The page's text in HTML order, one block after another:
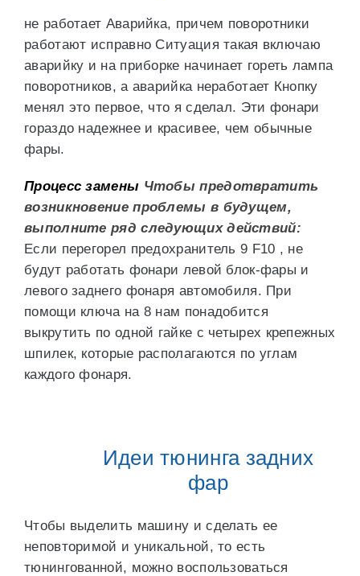
не работает Аварийка, причем поворотники
работают исправно Ситуация такая включаю
аварийку и на приборке начинает гореть лампа
поворотников, а аварийка неработает Кнопку
менял это первое, что я сделал. Эти фонари
гораздо надежнее и красивее, чем обычные
фары.
Процесс замены Чтобы предотвратить
возникновение проблемы в будущем,
выполните ряд следующих действий:
Если перегорел предохранитель 9 F10 , не
будут работать фонари левой блок-фары и
левого заднего фонаря автомобиля. При
помощи ключа на 8 нам понадобится
выкрутить по одной гайке с четырех крепежных
шпилек, которые располагаются по углам
каждого фонаря.
Идеи тюнинга задних
фар
Чтобы выделить машину и сделать ее
неповторимой и уникальной, то есть
тюнингованной, можно воспользоваться